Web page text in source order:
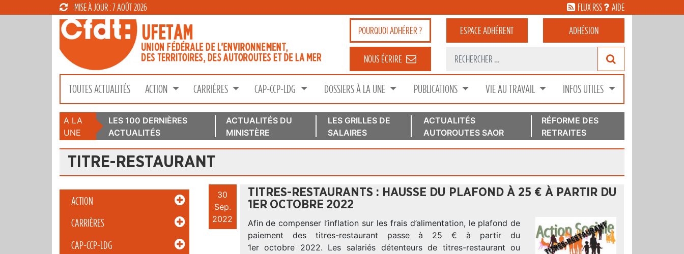
MISE À JOUR : 7 AOÛT 2026 FLUX RSS AIDE
POURQUOIADHÉRER ? ESPACEADHÉRENT ADHÉSION
NOUS ÉCRIRE
TOUTES ACTUALITÉS ACTION CARRIÈRES CAP-CCP-LDG DOSSIERS À LA UNE PUBLICATIONS VIE AU TRAVAIL INFOS UTILES
A LA
UNE
LES 100 DERNIÈRES
ACTUALITÉS
ACTUALITÉS DU
MINISTÈRE
LES GRILLES DE
SALAIRES
ACTUALITÉS
AUTOROUTES SAOR
RÉFORME DES
RETRAITES
TITRE-RESTAURANT
ACTION
CARRIÈRES
CAP-CCP-LDG
30
Sep.
2022
TITRES-RESTAURANTS : HAUSSE DU PLAFOND À 25 € À PARTIR DU
1ER OCTOBRE 2022
Afin de compenser l’inflation sur les frais d’alimentation, le plafond de
paiement des titres-restaurant passe à 25 € à partir du
1er octobre 2022. Les salariés détenteurs de titres-restaurant ou